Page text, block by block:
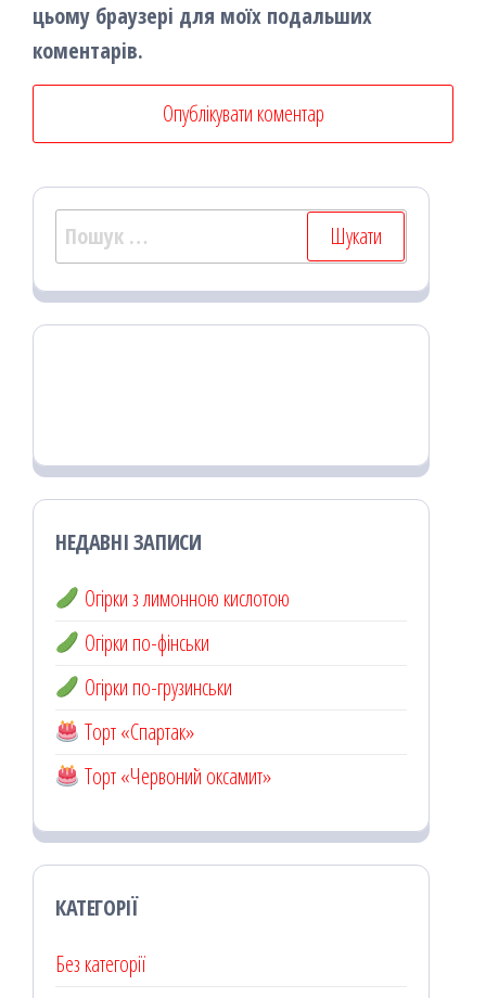
цьому браузері для моїх подальших
коментарів.
Пошук:
НЕДАВНІ ЗАПИСИ
Огірки з лимонною кислотою
Огірки по-фінськи
Огірки по-грузинськи
Торт «Спартак»
Торт «Червоний оксамит»
КАТЕГОРІЇ
Без категорії